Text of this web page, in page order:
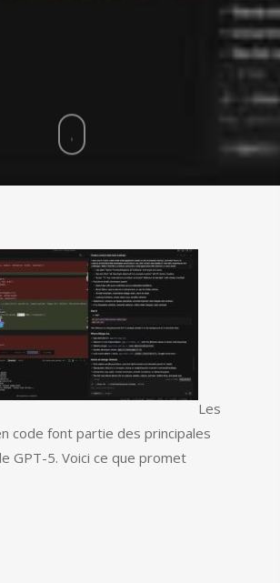
Les
code font partie des principales
GPT-5. Voici ce que promet